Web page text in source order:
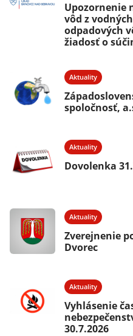
Upozornenie
vôd z
odpadových
žiadosť o
Aktuality
spoločnosť,
Aktuality
Dovolenka
Aktuality
Zverejnenie
Dvorec
Aktuality
Vyhlásenie
30.7.2026